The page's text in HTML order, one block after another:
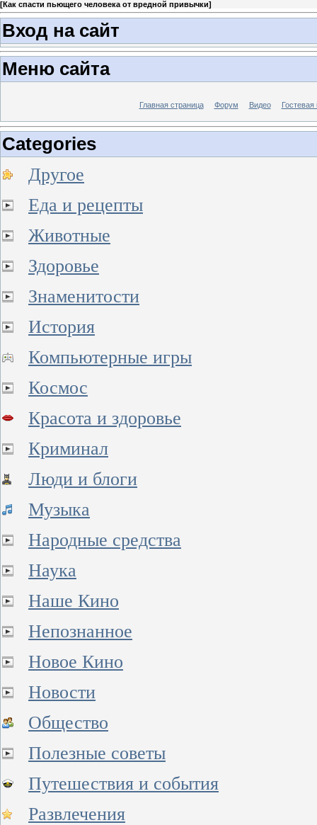
[Как спасти пьющего человека от вредной привычки]
Вход на сайт
Меню сайта
Главная страница Форум Видео Гостевая
Categories
Другое
Еда и рецепты
Животные
Здоровье
Знаменитости
История
Компьютерные игры
Космос
Красота и здоровье
Криминал
Люди и блоги
Музыка
Народные средства
Наука
Наше Кино
Непознанное
Новое Кино
Новости
Общество
Полезные советы
Путешествия и события
Развлечения